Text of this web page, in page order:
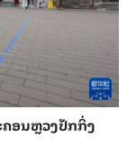
ຄອນຫຼວງ​ປັກ​ກິ່ງ​